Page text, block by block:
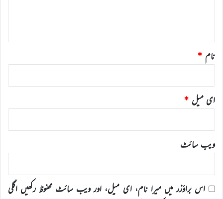
نام *
ای میل *
ویب‌ سائٹ
اس براؤزر میں میرا نام، ای میل، اور ویب سائٹ محفوظ رکھیں اگلی